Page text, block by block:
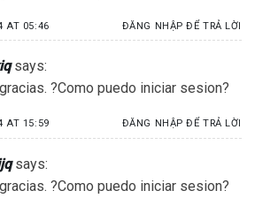
AT 05:46 ĐĂNG NHẬP ĐỂ TRẢ LỜI
says:
?Como puedo iniciar sesion?
AT 15:59 ĐĂNG NHẬP ĐỂ TRẢ LỜI
says:
?Como puedo iniciar sesion?